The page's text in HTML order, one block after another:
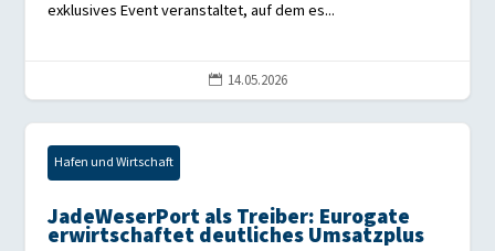
exklusives Event veranstaltet, auf dem es...
 14.05.2026
Hafen und Wirtschaft
JadeWeserPort als Treiber: Eurogate
erwirtschaftet deutliches Umsatzplus